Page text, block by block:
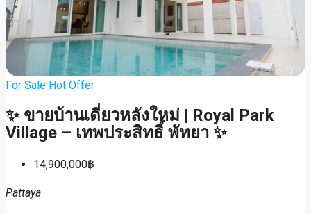
For Sale Hot Offer
✨ ขายบ้านเดี่ยวหลังใหม่ | Royal Park
Village – เทพประสิทธิ์ พัทยา ✨
14,900,000฿
Pattaya